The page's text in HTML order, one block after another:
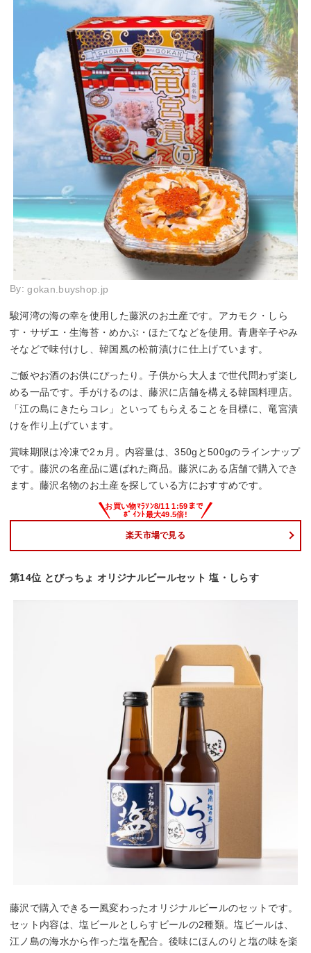
By:gokan.buyshop.jp
駿河湾の海の幸を使用した藤沢のお土産です。アカモク・しら
す・サザエ・生海苔・めかぶ・ほたてなどを使用。青唐辛子やみ
そなどで味付けし、韓国風の松前漬けに仕上げています。
ご飯やお酒のお供にぴったり。子供から大人まで世代問わず楽し
める一品です。手がけるのは、藤沢に店舗を構える韓国料理店。
「江の島にきたらコレ」といってもらえることを目標に、竜宮漬
けを作り上げています。
賞味期限は冷凍で2ヵ月。内容量は、350gと500gのラインナップ
です。藤沢の名産品に選ばれた商品。藤沢にある店舗で購入でき
ます。藤沢名物のお土産を探している方におすすめです。
楽天市場で見る
第14位 とびっちょ オリジナルビールセット 塩・しらす
藤沢で購入できる一風変わったオリジナルビールのセットです。
セット内容は、塩ビールとしらすビールの2種類。塩ビールは、
江ノ島の海水から作った塩を配合。後味にほんのりと塩の味を楽